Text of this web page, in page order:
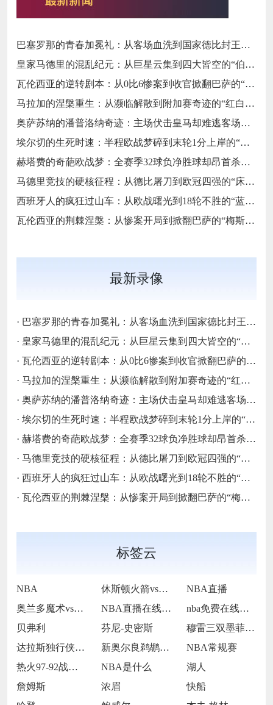
巴塞罗那的青春加冕礼：从客场血洗到国家德比封王的“梦四序章”
皇家马德里的混乱纪元：从巨星云集到四大皆空的“伯纳乌闹剧”
瓦伦西亚的逆转剧本：从0比6惨案到收官掀翻巴萨的“梅斯塔利亚不死鸟”
马拉加的涅槃重生：从濒临解散到附加赛奇迹的“红白不死鸟”
奥萨苏纳的潘普洛纳奇迹：主场伏击皇马却难逃客场虫宿命的“北境异类”
埃尔切的生死时速：半程欧战梦碎到末轮1分上岸的“保级惊魂”
赫塔费的奇葩欧战梦：全赛季32球负净胜球却昂首杀入欧协联的“反足球童话”
马德里竞技的硬核征程：从德比屠刀到欧冠四强的“床单不屈魂”
西班牙人的疯狂过山车：从欧战曙光到18轮不胜的“蓝白梦魇”
瓦伦西亚的荆棘涅槃：从惨案开局到掀翻巴萨的“梅斯塔利亚不死鸟”
最新录像
· 巴塞罗那的青春加冕礼：从客场血洗到国家德比封王的“梦四序章”
· 皇家马德里的混乱纪元：从巨星云集到四大皆空的“伯纳乌闹剧”
· 瓦伦西亚的逆转剧本：从0比6惨案到收官掀翻巴萨的“梅斯塔利亚不死鸟”
· 马拉加的涅槃重生：从濒临解散到附加赛奇迹的“红白不死鸟”
· 奥萨苏纳的潘普洛纳奇迹：主场伏击皇马却难逃客场虫宿命的“北境异类”
· 埃尔切的生死时速：半程欧战梦碎到末轮1分上岸的“保级惊魂”
· 赫塔费的奇葩欧战梦：全赛季32球负净胜球却昂首杀入欧协联的“反足球童话”
· 马德里竞技的硬核征程：从德比屠刀到欧冠四强的“床单不屈魂”
· 西班牙人的疯狂过山车：从欧战曙光到18轮不胜的“蓝白梦魇”
· 瓦伦西亚的荆棘涅槃：从惨案开局到掀翻巴萨的“梅斯塔利亚不死鸟”
标签云
NBA 休斯顿火箭vs波士顿凯尔特人
NBA直播
奥兰多魔术vs多伦多猛龙
NBA直播在线观看
nba免费在线高清直播
贝弗利
芬尼-史密斯
穆雷三双墨菲22分伤退 鹈鹕双杀奇才
达拉斯独行侠队球星凯里·欧文
新奥尔良鹈鹕前锋锡安·威廉姆森
NBA常规赛
热火97-92战胜爵士
NBA是什么
湖人
詹姆斯
浓眉
快船